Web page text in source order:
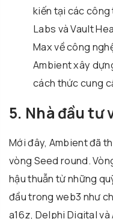
kiến tại các
Labs và Vault
Max về công
Ambient xây
cách thức cung
5. Nhà đầu tư
Mới đây, Ambient đã
vòng Seed round.
hậu thuẫn từ những
đầu trong web3 như
a16z, Delphi Digital và